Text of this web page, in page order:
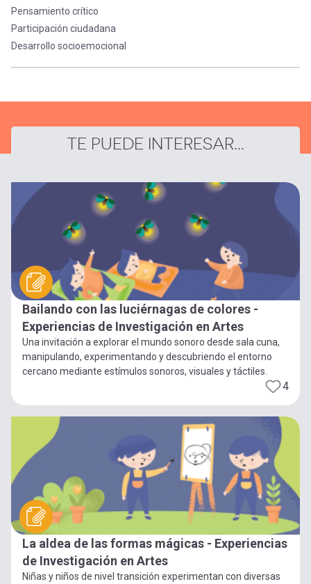
Pensamiento crítico
Participación ciudadana
Desarrollo socioemocional
TE PUEDE INTERESAR...
Bailando con las luciérnagas de colores -
Experiencias de Investigación en Artes
Una invitación a explorar el mundo sonoro desde sala cuna,
manipulando, experimentando y descubriendo el entorno
cercano mediante estímulos sonoros, visuales y táctiles.
4
La aldea de las formas mágicas - Experiencias
de Investigación en Artes
Niñas y niños de nivel transición experimentan con diversas